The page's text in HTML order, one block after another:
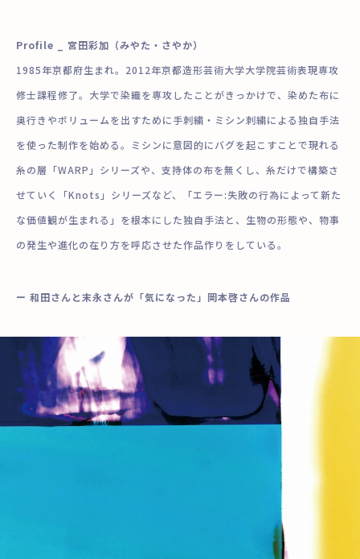
Profile _ 宮田彩加（みやた・さやか）
1985年京都府生まれ。2012年京都造形芸術大学大学院芸術表現専攻
修士課程修了。大学で染織を専攻したことがきっかけで、染めた布に
奥行きやボリュームを出すために手刺繍・ミシン刺繍による独自手法
を使った制作を始める。ミシンに意図的にバグを起こすことで現れる
糸の層「WARP」シリーズや、支持体の布を無くし、糸だけで構築さ
せていく「Knots」シリーズなど、「エラー:失敗の行為によって新た
な価値観が生まれる」を根本にした独自手法と、生物の形態や、物事
の発生や進化の在り方を呼応させた作品作りをしている。
ー 和田さんと末永さんが「気になった」岡本啓さんの作品